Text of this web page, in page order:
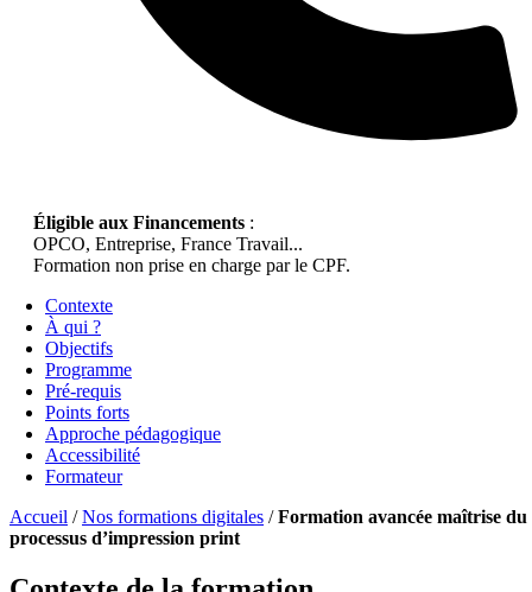
Éligible aux Financements :
OPCO, Entreprise, France Travail...
Formation non prise en charge par le CPF.
Contexte
À qui ?
Objectifs
Programme
Pré-requis
Points forts
Approche pédagogique
Accessibilité
Formateur
Accueil /Nos formations digitales /Formation avancée maîtrise du
processus d’impression print